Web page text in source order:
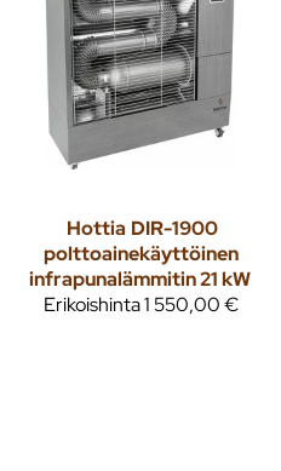
Hottia DIR-1900
polttoainekäyttöinen
infrapunalämmitin 21 kW
Erikoishinta1 550,00 €